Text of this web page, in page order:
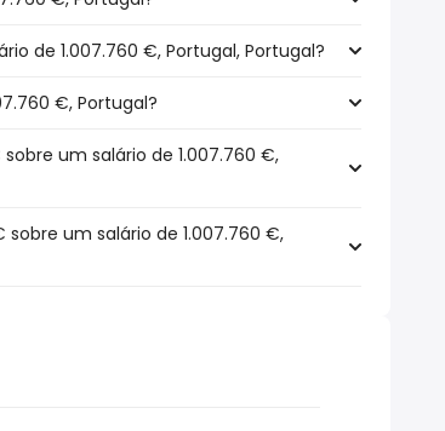
de 1.007.760 €, Portugal, Portugal?
€, Portugal?
um salário de 1.007.760 €,
um salário de 1.007.760 €,